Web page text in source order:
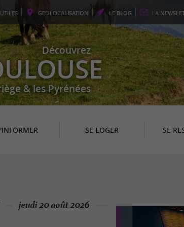
UTILES GEOLOCALISATION LE BLOG LA
Découvrez
& les Pyrénées
SE LOGER SE
jeudi 20 août 2026